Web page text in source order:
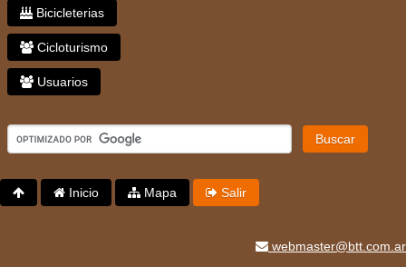
Bicicleterias
Cicloturismo
Usuarios
Buscar
Inicio Mapa Salir
webmaster@btt.com.ar